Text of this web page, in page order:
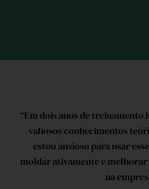
“Em dois anos de
valiosos conhecimentos
estou ansioso para usar
moldar ativamente e melhorar
na